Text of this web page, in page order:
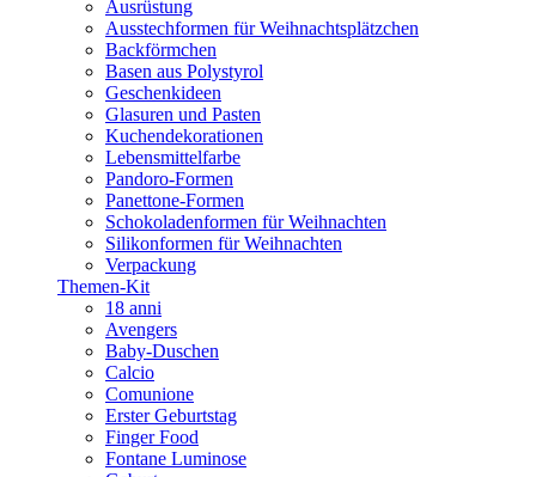
Ausrüstung
Ausstechformen für Weihnachtsplätzchen
Backförmchen
Basen aus Polystyrol
Geschenkideen
Glasuren und Pasten
Kuchendekorationen
Lebensmittelfarbe
Pandoro-Formen
Panettone-Formen
Schokoladenformen für Weihnachten
Silikonformen für Weihnachten
Verpackung
Themen-Kit
18 anni
Avengers
Baby-Duschen
Calcio
Comunione
Erster Geburtstag
Finger Food
Fontane Luminose